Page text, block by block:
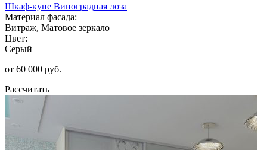
Шкаф-купе Виноградная лоза
Материал фасада:
Витраж, Матовое зеркало
Цвет:
Серый
от 60 000 руб.
Рассчитать